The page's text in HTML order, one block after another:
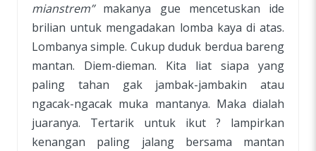
mianstrem” makanya gue mencetuskan ide
brilian untuk mengadakan lomba kaya di atas.
Lombanya simple. Cukup duduk berdua bareng
mantan. Diem-dieman. Kita liat siapa yang
paling tahan gak jambak-jambakin atau
ngacak-ngacak muka mantanya. Maka dialah
juaranya. Tertarik untuk ikut ? lampirkan
kenangan paling jalang bersama mantan